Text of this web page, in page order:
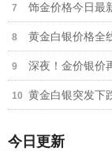
饰金价格今日最
今日更新